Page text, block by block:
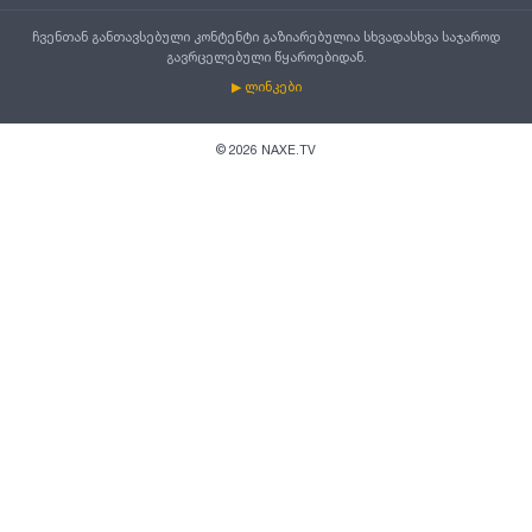
ჩვენთან განთავსებული კონტენტი გაზიარებულია სხვადასხვა საჯაროდ
გავრცელებული წყაროებიდან.
▶ ლინკები
© 2026 NAXE.TV